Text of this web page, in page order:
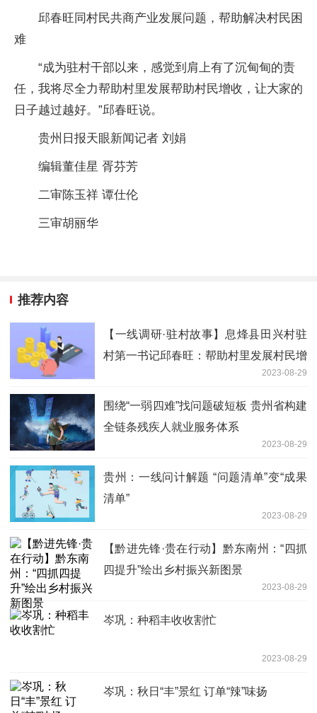
邱春旺同村民共商产业发展问题，帮助解决村民困
难
“成为驻村干部以来，感觉到肩上有了沉甸甸的责
任，我将尽全力帮助村里发展帮助村民增收，让大家的
日子越过越好。”邱春旺说。
贵州日报天眼新闻记者 刘娟
编辑董佳星 胥芬芳
二审陈玉祥 谭仕伦
三审胡丽华
推荐内容
【一线调研·驻村故事】息烽县田兴村驻
村第一书记邱春旺：帮助村里发展村民增
2023-08-29
围绕“一弱四难”找问题破短板 贵州省构建
全链条残疾人就业服务体系
2023-08-29
贵州：一线问计解题 “问题清单”变“成果
清单”
2023-08-29
【黔进先锋·贵在行动】黔东南州：“四抓
四提升”绘出乡村振兴新图景
2023-08-29
岑巩：种稻丰收收割忙
2023-08-29
岑巩：秋日“丰”景红 订单“辣”味扬